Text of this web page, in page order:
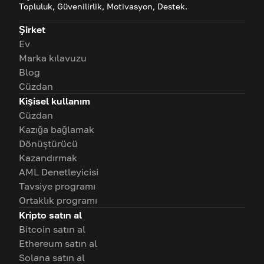
Topluluk, Güvenilirlik, Motivasyon, Destek.
Şirket
Ev
Marka kılavuzu
Blog
Cüzdan
Kişisel kullanım
Cüzdan
Kazığa bağlamak
Dönüştürücü
Kazandırmak
AML Denetleyicisi
Tavsiye programı
Ortaklık programı
Kripto satın al
Bitcoin satın al
Ethereum satın al
Solana satın al